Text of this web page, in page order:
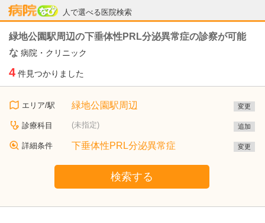
人で選べる医院検索
病院なび
緑地公園駅周辺の下垂体性PRL分泌異常症の診察が可能
な 病院・クリニック
4 件見つかりました
エリア/駅 緑地公園駅周辺 変更
診療科目 (未指定) 追加
詳細条件 下垂体性PRL分泌異常症 変更
検索する